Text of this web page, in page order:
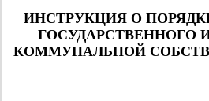
ИНСТРУКЦИЯ О
ГОСУДАРСТВЕННОГО
КОММУНАЛЬНОЙ